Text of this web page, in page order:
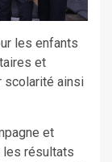
les enfants
et
scolarité ainsi
et
les résultats